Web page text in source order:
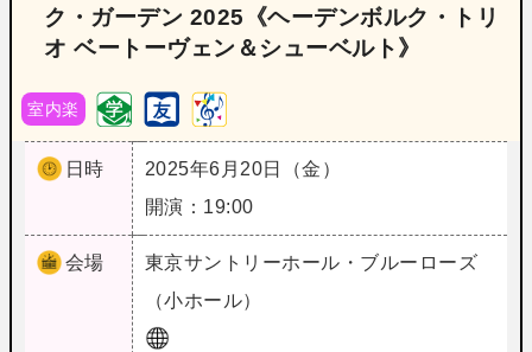
ク・ガーデン 2025《ヘーデンボルク・トリ
オ ベートーヴェン＆シューベルト》
室内楽
日時
2025年6月20日（金）
開演：19:00
会場 東京サントリーホール・ブルーローズ
（小ホール）